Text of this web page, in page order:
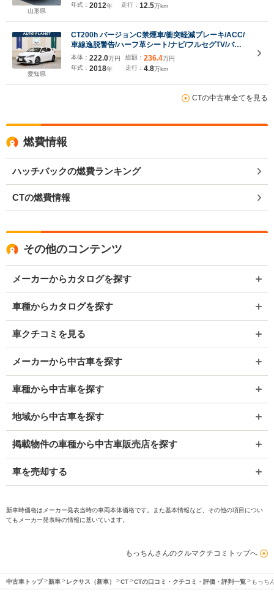
山形県
年式： 2012年
走行： 12.5万km
愛知県
CT200h バージョンC禁煙車/衝突軽減ブレーキ/ACC/
車線逸脱警告/ハーフ革シート/ナビ/フルセグTV/バッ
クカメラ/パワーシート/シートヒーター/LEDヘッドラ
イト/スマートキー/アルミ/ETC2.0/パドルシフト/
本体： 222.0万円
年式： 2018年
総額： 236.4万円
走行： 4.8万km
CTの中古車全てを見る
燃費情報
ハッチバックの燃費ランキング
CTの燃費情報
その他のコンテンツ
メーカーからカタログを探す
車種からカタログを探す
車クチコミを見る
メーカーから中古車を探す
車種から中古車を探す
地域から中古車を探す
掲載物件の車種から中古車販売店を探す
車を売却する
新車時価格はメーカー発表当時の車両本体価格です。また基本情報など、その他の項目につい
てもメーカー発表時の情報に基いています。
もっちんさんのクルマクチコミトップへ
中古車トップ 新車 レクサス（新車） CT CTの口コミ・クチコミ・評価・評判一覧 もっち